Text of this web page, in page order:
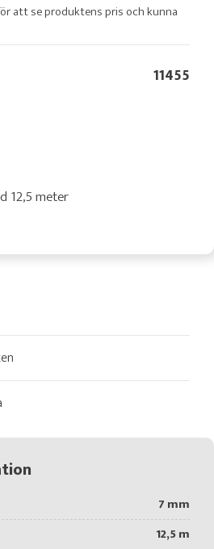
att se produktens pris och kunna
11455
12,5 meter
7 mm
12,5 m